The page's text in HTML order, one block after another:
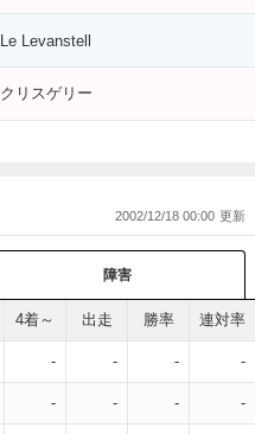
Le Levanstell
クリスゲリー
2002/12/18 00:00
障害
4着～ 出走 勝率 連対率
- - - -
- - - -